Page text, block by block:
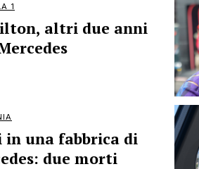
1
altri due anni
in una fabbrica di
due morti